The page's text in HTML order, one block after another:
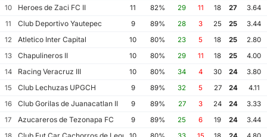
10
Heroes de Zaci FC II 11 82% 29 11 18 27
3.64
11
Club Deportivo Yautepec 9 89% 28 3 25 25
3.44
12
Atletico Inter Capital 10 80% 23 5 18 25
2.80
13
Chapulineros II 10 80% 29 11 18 25
4.00
14
Racing Veracruz III 10 80% 34 4 30 24
3.80
15
Club Lechuzas UPGCH 9 89% 32 5 27 24
4.11
16
Club Gorilas de Juanacatlan II 9 89% 27 3 24 24
3.33
17
Azucareros de Tezonapa FC 9 89% 25 6 19 24
3.44